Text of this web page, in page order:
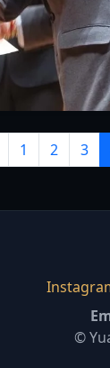
1 2 3
©